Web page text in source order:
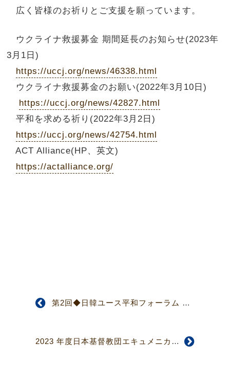
広く皆様のお祈りとご支援を願っています。
ウクライナ救援募金 期間延長のお知らせ(2023年
3月1日)
https://uccj.org/news/46338.html
ウクライナ救援募金のお願い(2022年3月10日)
https://uccj.org/news/42827.html
平和を求める祈り(2022年3月2日)
https://uccj.org/news/42754.html
ACT Alliance(HP、英文)
https://actalliance.org/
第2回◆日韓ユース平和フォーラム 2023◆≪参加者募集≫
2023 年度日本基督教団エキュメニカル協力奨学金 募集要項